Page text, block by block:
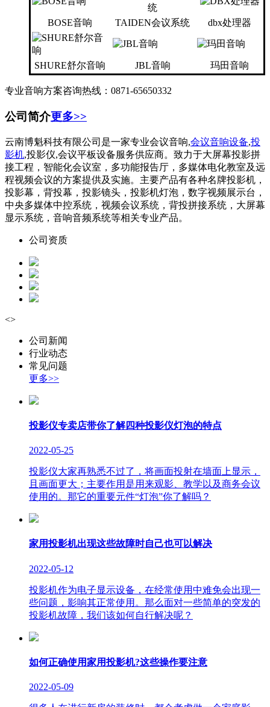
BOSE音响 TAIDEN会议系统 dbx处理器
SHURE舒尔音响 JBL音响 玛田音响
专业音响方案咨询热线：0871-65650332
公司简介更多>>
云南博魁科技有限公司是一家专业会议音响,会议音响设备,投
影机,投影仪,会议平板设备服务供应商。致力于大屏幕投影拼
接工程，智能化会议室，多功能报告厅，多媒体电化教室及远
程视频会议的方案提供及实施。主要产品有各种名牌投影机，
投影幕，背投幕，投影镜头，投影机灯泡，数字视频展示台，
中央多媒体中控系统，视频会议系统，背投拼接系统，大屏幕
显示系统，音响音频系统等相关专业产品。
公司资质
<>
公司新闻
行业动态
常见问题
更多>>
投影仪专卖店带你了解四种投影仪灯泡的特点
2022-05-25
投影仪大家再熟悉不过了，将画面投射在墙面上显示，
且画面更大；主要作用是用来观影、教学以及商务会议
使用的。那它的重要元件“灯泡”你了解吗？
家用投影机出现这些故障时自己也可以解决
2022-05-12
投影机作为电子显示设备，在经常使用中难免会出现一
些问题，影响其正常使用。那么面对一些简单的突发的
投影机故障，我们该如何自行解决呢？
如何正确使用家用投影机?这些操作要注意
2022-05-09